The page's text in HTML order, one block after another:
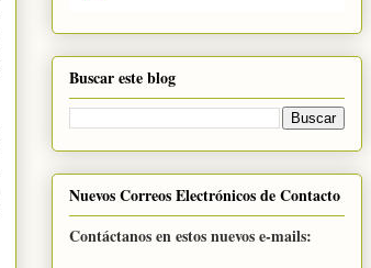
Buscar este blog
Nuevos Correos Electrónicos de Contacto
Contáctanos en estos nuevos e-mails: